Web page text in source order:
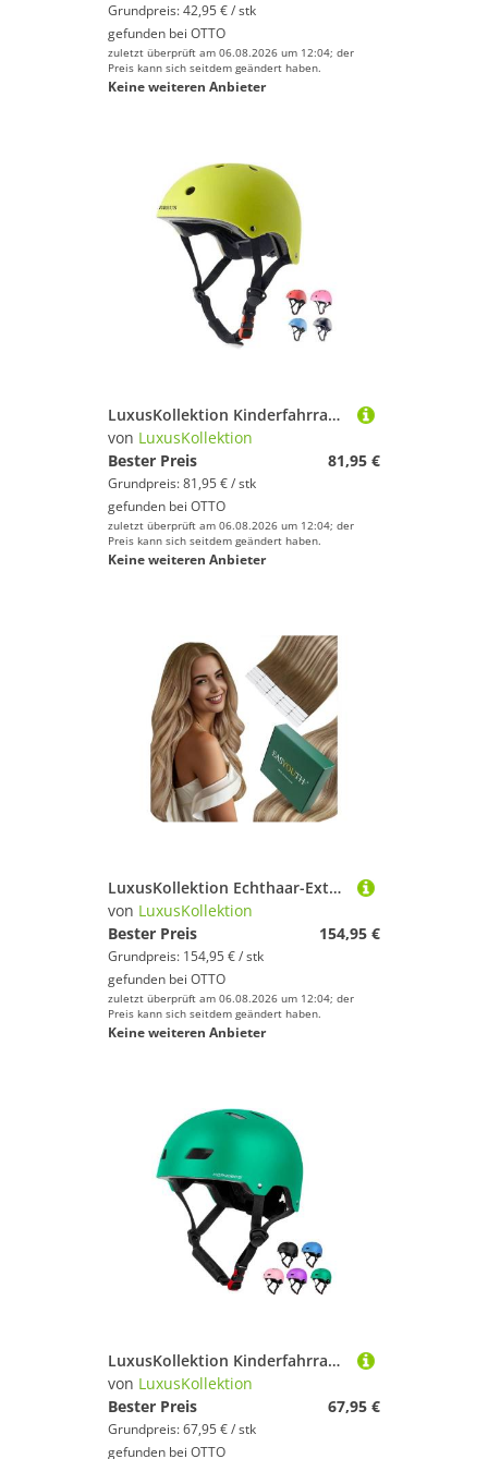
Grundpreis: 42,95 € / stk
gefunden bei OTTO
zuletzt überprüft am 06.08.2026 um 12:04; der
Preis kann sich seitdem geändert haben.
Keine weiteren Anbieter
LuxusKollektion Kinderfahrradhelm Kinderhelm Fahrradhelm Skaterhelm Scooter Jungen M 8-16 Jahre grün
von LuxusKollektion
Bester Preis
81,95 €
Grundpreis: 81,95 € / stk
gefunden bei OTTO
zuletzt überprüft am 06.08.2026 um 12:04; der
Preis kann sich seitdem geändert haben.
Keine weiteren Anbieter
LuxusKollektion Echthaar-Extension Extensions Tape Echthaar Blond Balayage Dunkelbraun 1-10 #3 8 22 50 cm
von LuxusKollektion
Bester Preis
154,95 €
Grundpreis: 154,95 € / stk
gefunden bei OTTO
zuletzt überprüft am 06.08.2026 um 12:04; der
Preis kann sich seitdem geändert haben.
Keine weiteren Anbieter
LuxusKollektion Kinderfahrradhelm Fahrradhelm Kinder CE-Zertifizierung für Skateboard Scooter BMX Grün S
von LuxusKollektion
Bester Preis
67,95 €
Grundpreis: 67,95 € / stk
gefunden bei OTTO